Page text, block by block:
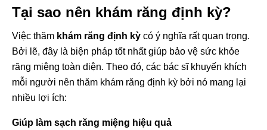
Tại sao nên khám răng định kỳ?
Việc thăm khám răng định kỳ có ý nghĩa rất quan trọng.
Bởi lẽ, đây là biện pháp tốt nhất giúp bảo vệ sức khỏe
răng miệng toàn diện. Theo đó, các bác sĩ khuyến khích
mỗi người nên thăm khám răng định kỳ bởi nó mang lại
nhiều lợi ích:
Giúp làm sạch răng miệng hiệu quả